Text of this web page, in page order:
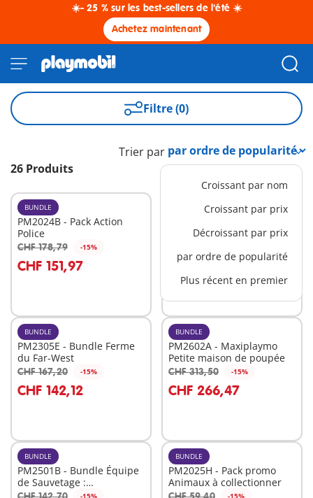
☀️- 25 % sur les best-sellers de l'été ☀️
Achetez maintenant
Filtre (0)
26 Produits
Trier par
Croissant par nom
Croissant par prix
Décroissant par prix
par ordre de popularité
Plus récent en premier
BUNDLE
PM2024B - Pack Action
Police
CHF 178,79 -15%
CHF 151,97
Au panier
Belle Epoque
CHF 269,62
Au panier
BUNDLE
PM2305E - Bundle Ferme
du Far-West
CHF 167,20 -15%
CHF 142,12
Au panier
BUNDLE
PM2602A - Maxiplaymo
Petite maison de poupée
CHF 313,50 -15%
CHF 266,47
Au panier
BUNDLE
PM2501B - Bundle Équipe
de Sauvetage :
Interventions Express
-15%
BUNDLE
PM2025H - Pack promo
Animaux à collectionner
-15%